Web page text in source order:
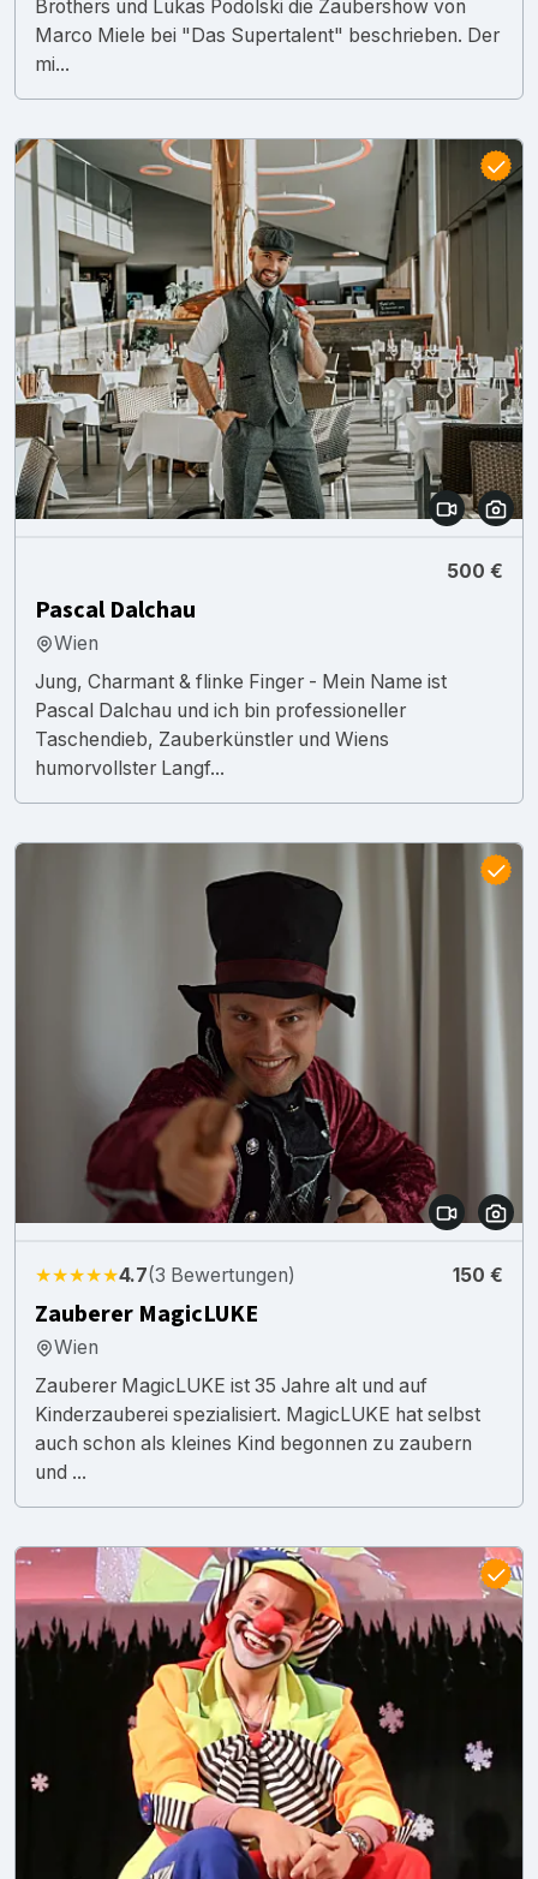
Brothers und Lukas Podolski die Zaubershow von
Marco Miele bei "Das Supertalent" beschrieben. Der
mi...
500 €
Pascal Dalchau
Wien
Jung, Charmant & flinke Finger - Mein Name ist
Pascal Dalchau und ich bin professioneller
Taschendieb, Zauberkünstler und Wiens
humorvollster Langf...
★★★★★4.7(3 Bewertungen) 150 €
Zauberer MagicLUKE
Wien
Zauberer MagicLUKE ist 35 Jahre alt und auf
Kinderzauberei spezialisiert. MagicLUKE hat selbst
auch schon als kleines Kind begonnen zu zaubern
und ...